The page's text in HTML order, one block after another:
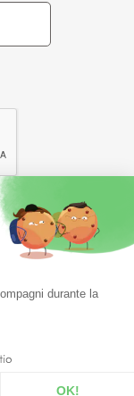
e C.Piazza
( RE) -
Fulcri srl